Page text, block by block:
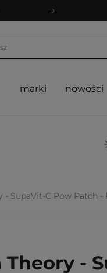
marki nowości
SupaVit-C Pow Patch -
Theory -